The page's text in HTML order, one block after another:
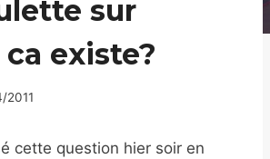
sur
existe?
2011
cette question hier soir en